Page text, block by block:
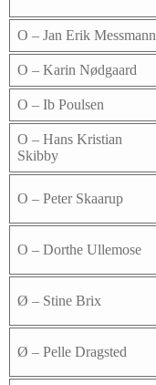
O – Jan Erik Messmann
O – Karin Nødgaard
O – Ib Poulsen
O – Hans Kristian
Skibby
O – Peter Skaarup
O – Dorthe Ullemose
Ø – Stine Brix
Ø – Pelle Dragsted